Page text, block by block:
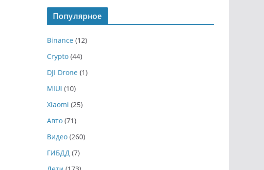
Популярное
Binance (12)
Crypto (44)
DJI Drone (1)
MIUI (10)
Xiaomi (25)
Авто (71)
Видео (260)
ГИБДД (7)